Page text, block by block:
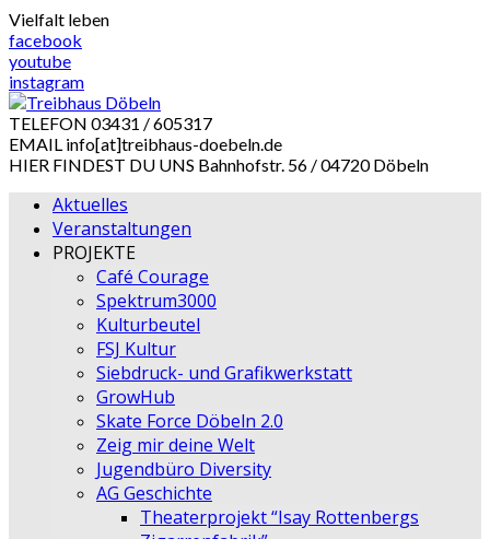
Skip
to
content
Vielfalt leben
facebook
youtube
instagram
TELEFON 03431 / 605317
EMAIL info[at]treibhaus-doebeln.de
HIER FINDEST DU UNS Bahnhofstr. 56 / 04720 Döbeln
Aktuelles
Veranstaltungen
PROJEKTE
Café Courage
Spektrum3000
Kulturbeutel
FSJ Kultur
Siebdruck- und Grafikwerkstatt
GrowHub
Skate Force Döbeln 2.0
Zeig mir deine Welt
Jugendbüro Diversity
AG Geschichte
Theaterprojekt “Isay Rottenbergs